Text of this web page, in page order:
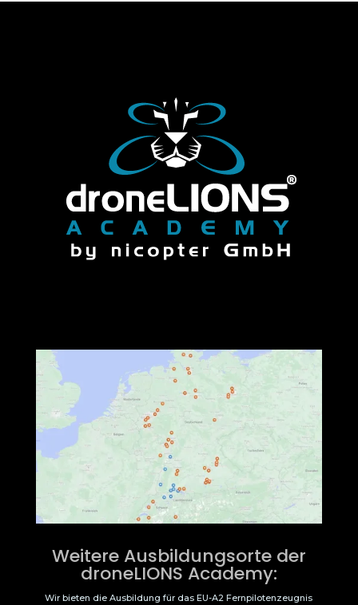
Weitere Ausbildungsorte der
droneLIONS Academy:
Wir bieten die Ausbildung für das EU-A2 Fernpilotenzeugnis